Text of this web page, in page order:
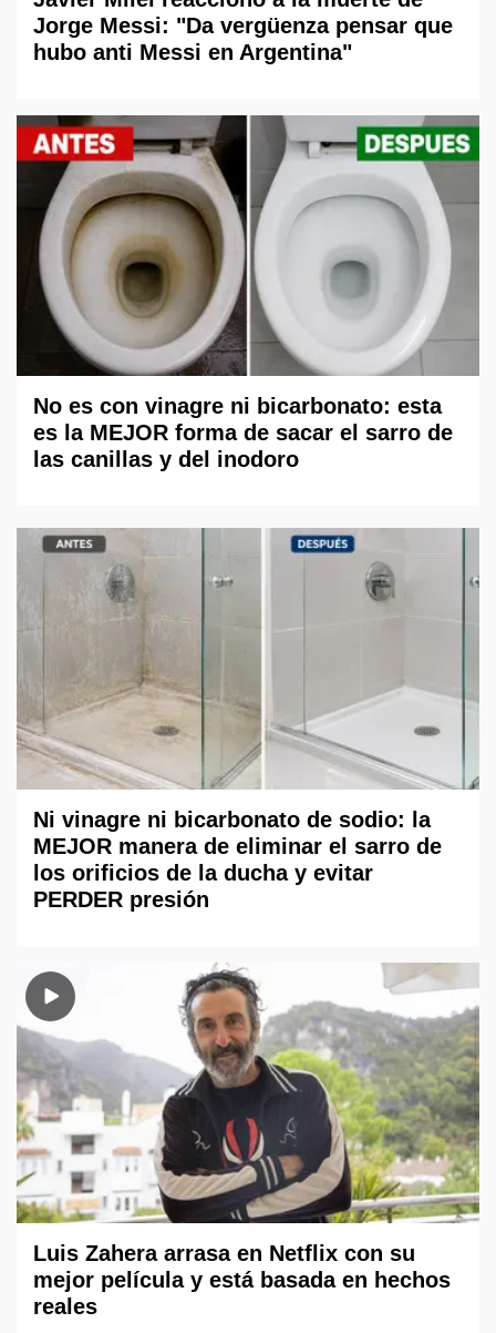
Jorge Messi: "Da vergüenza pensar que
hubo anti Messi en Argentina"
No es con vinagre ni bicarbonato: esta
es la MEJOR forma de sacar el sarro de
las canillas y del inodoro
Ni vinagre ni bicarbonato de sodio: la
MEJOR manera de eliminar el sarro de
los orificios de la ducha y evitar
PERDER presión
Luis Zahera arrasa en Netflix con su
mejor película y está basada en hechos
reales